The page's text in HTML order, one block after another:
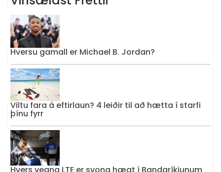
Hversu gamall er Michael B. Jordan?
Viltu fara á eftirlaun? 4 leiðir til að hætta í starfi
þínu fyrr